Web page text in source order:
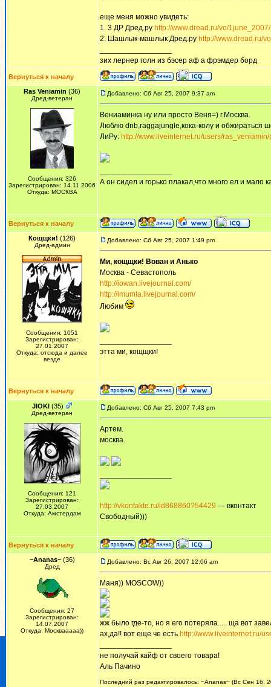
еще меня можно увидеть:
1. 3 ДР Дред.ру http://www.dread.ru/vo/1june_2007/
2. Шашлык-машлык Дред.ру http://www.dread.ru/
зих лернер голн из бэсер аф а фрэмдер борд
Вернуться к началу
Ras Veniamin (36)
Дред-ветеран
Сообщения: 326
Зарегистрирован: 14.11.2006
Откуда: МОСКВА
Добавлено: Сб Авг 25, 2007 9:37 am
Вениаминка ну или просто Веня=) г.Москва.
Люблю dnb,raggajungle,кока-колу и обжираться
ЛиРу: http://www.liveinternet.ru/users/
А он сидел и горько плакал,что много ел и мало
Вернуться к началу
Кощщки! (126)
Дред-админ
Сообщения: 1051
Зарегистрирован:
27.01.2007
Откуда: отсюда и далее
везде
Добавлено: Сб Авг 25, 2007 1:49 pm
Ми, кощщки! Вован и Анько
Москва - Севастополь
http://iowan.livejournal.com/
http://imumla.livejournal.com/
Любим
этта ми, кощщки!
Вернуться к началу
JlOKI (35)
Дред-ветеран
Сообщения: 121
Зарегистрирован:
27.03.2007
Откуда: Амстердам
Добавлено: Сб Авг 25, 2007 7:43 pm
Артем.
москва.
http://vkontakte.ru/id868860?54429 --- вконтакт
Свободный)))
Вернуться к началу
~Ananas~(36)
Дред
Сообщения: 27
Зарегистрирован:
14.07.2007
Откуда: Москвааааа))
Добавлено: Вс Авг 26, 2007 12:06 am
Маня)) MOSCOW))
жж было где-то, но я его потеряла..... ща вот
ах,да!! вот еще че есть http://www.liveinternet.ru/
не получай кайф от своего товара!
Аль Пачино
Последний раз редактировалось: ~Ananas~ (Вс Сен 16,